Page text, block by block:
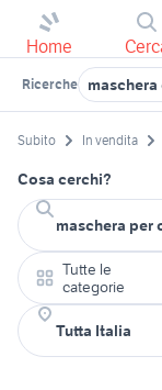
Home
Ricerche
Subito In vendita
Cosa cerchi?
Tutte le
categorie